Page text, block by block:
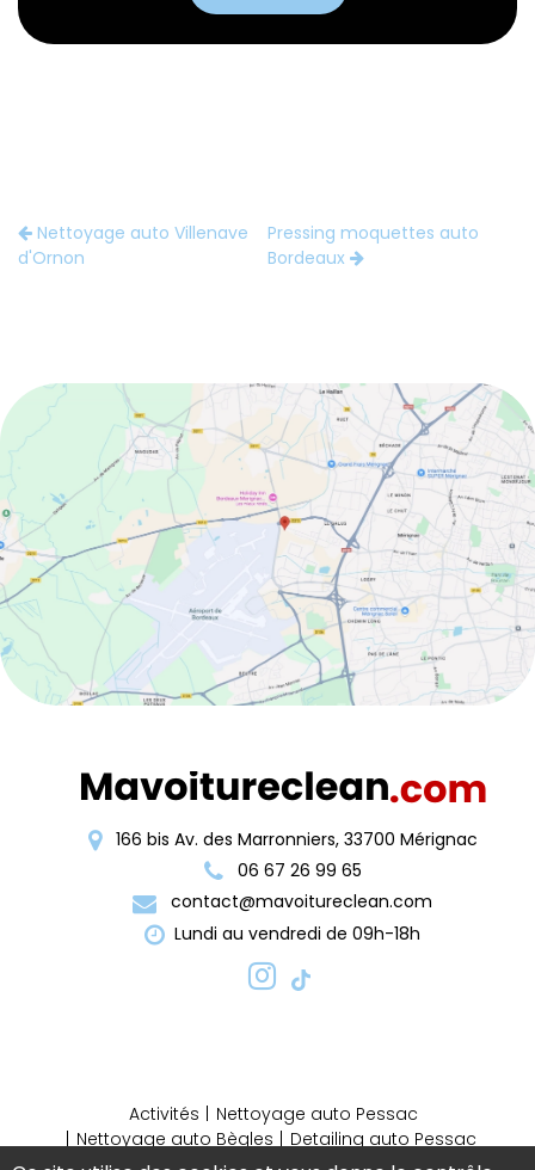
Nettoyage auto Villenave
d'Ornon
Pressing moquettes auto
Bordeaux
166 bis Av. des Marronniers, 33700 Mérignac
06 67 26 99 65
contact@mavoitureclean.com
Lundi au vendredi de 09h-18h
Activités
Nettoyage auto Pessac
Nettoyage auto Bègles
Detailing auto Pessac
Detailing auto Bordeaux